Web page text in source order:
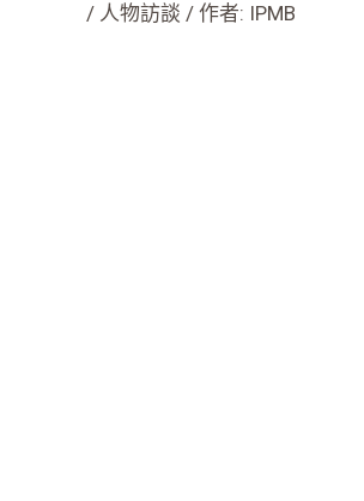
/ 人物訪談 / 作者: IPMB